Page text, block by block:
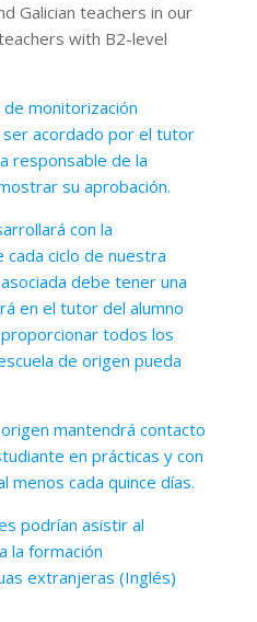
Galician teachers in our
with B2-level
monitorización
acordado por el tutor
responsable de la
su aprobación.
con la
ciclo de nuestra
debe tener una
en el tutor del alumno
todos los
de origen pueda
mantendrá contacto
en prácticas y con
menos cada quince días.
podrían asistir al
la formación
extranjeras (Inglés)